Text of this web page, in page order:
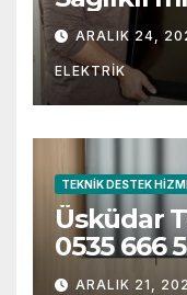
ARALIK 24,
ELEKTRIK
TEKNIK DESTEK
Üsküdar
0535 666
ARALIK 21,